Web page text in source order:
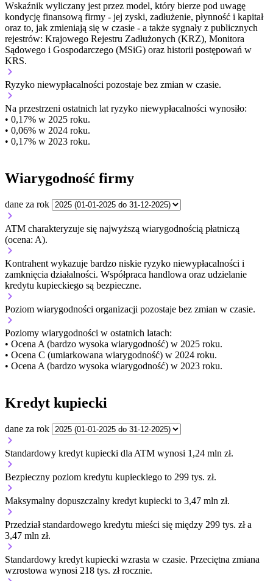
Wskaźnik wyliczany jest przez model, który bierze pod uwagę
kondycję finansową firmy - jej zyski, zadłużenie, płynność i kapitał
oraz to, jak zmieniają się w czasie - a także sygnały z publicznych
rejestrów: Krajowego Rejestru Zadłużonych (KRZ), Monitora
Sądowego i Gospodarczego (MSiG) oraz historii postępowań w
KRS.
Ryzyko niewypłacalności pozostaje bez zmian w czasie.
Na przestrzeni ostatnich lat ryzyko niewypłacalności wynosiło:
• 0,17% w 2025 roku.
• 0,06% w 2024 roku.
• 0,17% w 2023 roku.
Wiarygodność firmy
dane za rok
ATM charakteryzuje się najwyższą wiarygodnością płatniczą
(ocena: A).
Kontrahent wykazuje bardzo niskie ryzyko niewypłacalności i
zamknięcia działalności. Współpraca handlowa oraz udzielanie
kredytu kupieckiego są bezpieczne.
Poziom wiarygodności organizacji pozostaje bez zmian w czasie.
Poziomy wiarygodności w ostatnich latach:
• Ocena A (bardzo wysoka wiarygodność) w 2025 roku.
• Ocena C (umiarkowana wiarygodność) w 2024 roku.
• Ocena A (bardzo wysoka wiarygodność) w 2023 roku.
Kredyt kupiecki
dane za rok
Standardowy kredyt kupiecki dla ATM wynosi 1,24 mln zł.
Bezpieczny poziom kredytu kupieckiego to 299 tys. zł.
Maksymalny dopuszczalny kredyt kupiecki to 3,47 mln zł.
Przedział standardowego kredytu mieści się między 299 tys. zł a
3,47 mln zł.
Standardowy kredyt kupiecki wzrasta w czasie. Przeciętna zmiana
wzrostowa wynosi 218 tys. zł rocznie.